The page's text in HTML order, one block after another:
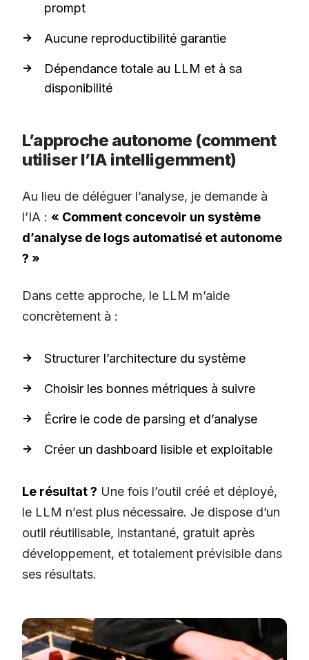
prompt
Aucune reproductibilité garantie
Dépendance totale au LLM et à sa
disponibilité
L’approche autonome (comment
utiliser l’IA intelligemment)
Au lieu de déléguer l’analyse, je demande à
l’IA : « Comment concevoir un système
d’analyse de logs automatisé et autonome
? »
Dans cette approche, le LLM m’aide
concrètement à :
Structurer l’architecture du système
Choisir les bonnes métriques à suivre
Écrire le code de parsing et d’analyse
Créer un dashboard lisible et exploitable
Le résultat ? Une fois l’outil créé et déployé,
le LLM n’est plus nécessaire. Je dispose d’un
outil réutilisable, instantané, gratuit après
développement, et totalement prévisible dans
ses résultats.